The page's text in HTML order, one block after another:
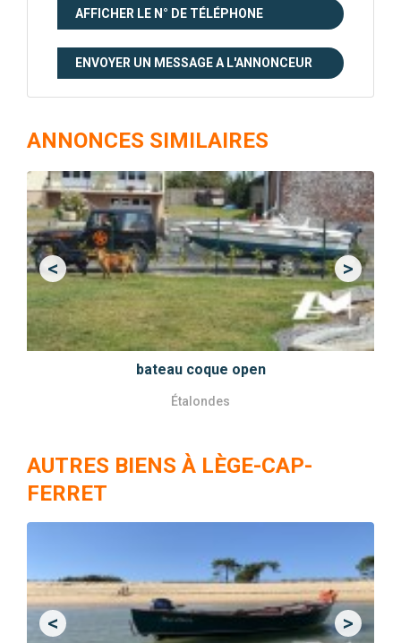
AFFICHER LE N° DE TÉLÉPHONE
ENVOYER UN MESSAGE A L'ANNONCEUR
ANNONCES SIMILAIRES
bateau coque open
Étalondes
<Previous >Next
AUTRES BIENS À LÈGE-CAP-
FERRET
<Previous >Next